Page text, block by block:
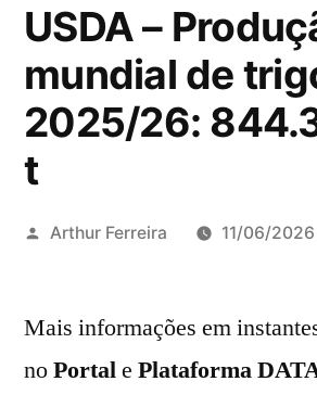
USDA –
mundial de
2025/26:
t
Publicado
Arthur Ferreira 11/06/2026
Mais informações em
noPortale Plataforma